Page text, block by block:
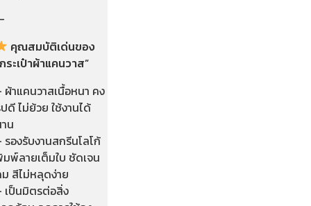
คุณสมบัติเด่นของ
ระเป๋าผ้าแคนวาส”
ผ้าแคนวาสเนื้อหนา คง
ดี ไม่ย้วย ใช้งานได้
น
รองรับงานสกรีนโลโก้
พ์ลายเต็มใบ ชัดเจน
สีไม่หลุดง่าย
เป็นมิตรต่อสิ่ง